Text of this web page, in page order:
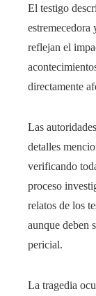
El testigo
reflejan el
directamente
Las
detalles
verificando
proceso
relatos de los
aunque deben
pericial.
La tragedia